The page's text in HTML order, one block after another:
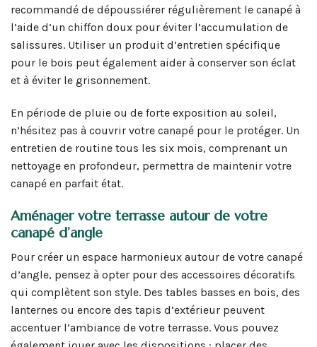
recommandé de dépoussiérer régulièrement le canapé à
l’aide d’un chiffon doux pour éviter l’accumulation de
salissures. Utiliser un produit d’entretien spécifique
pour le bois peut également aider à conserver son éclat
et à éviter le grisonnement.
En période de pluie ou de forte exposition au soleil,
n’hésitez pas à couvrir votre canapé pour le protéger. Un
entretien de routine tous les six mois, comprenant un
nettoyage en profondeur, permettra de maintenir votre
canapé en parfait état.
Aménager votre terrasse autour de votre
canapé d’angle
Pour créer un espace harmonieux autour de votre canapé
d’angle, pensez à opter pour des accessoires décoratifs
qui complètent son style. Des tables basses en bois, des
lanternes ou encore des tapis d’extérieur peuvent
accentuer l’ambiance de votre terrasse. Vous pouvez